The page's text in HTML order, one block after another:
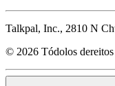
Talkpal, Inc., 2810 N
© 2026 Tódolos dereitos